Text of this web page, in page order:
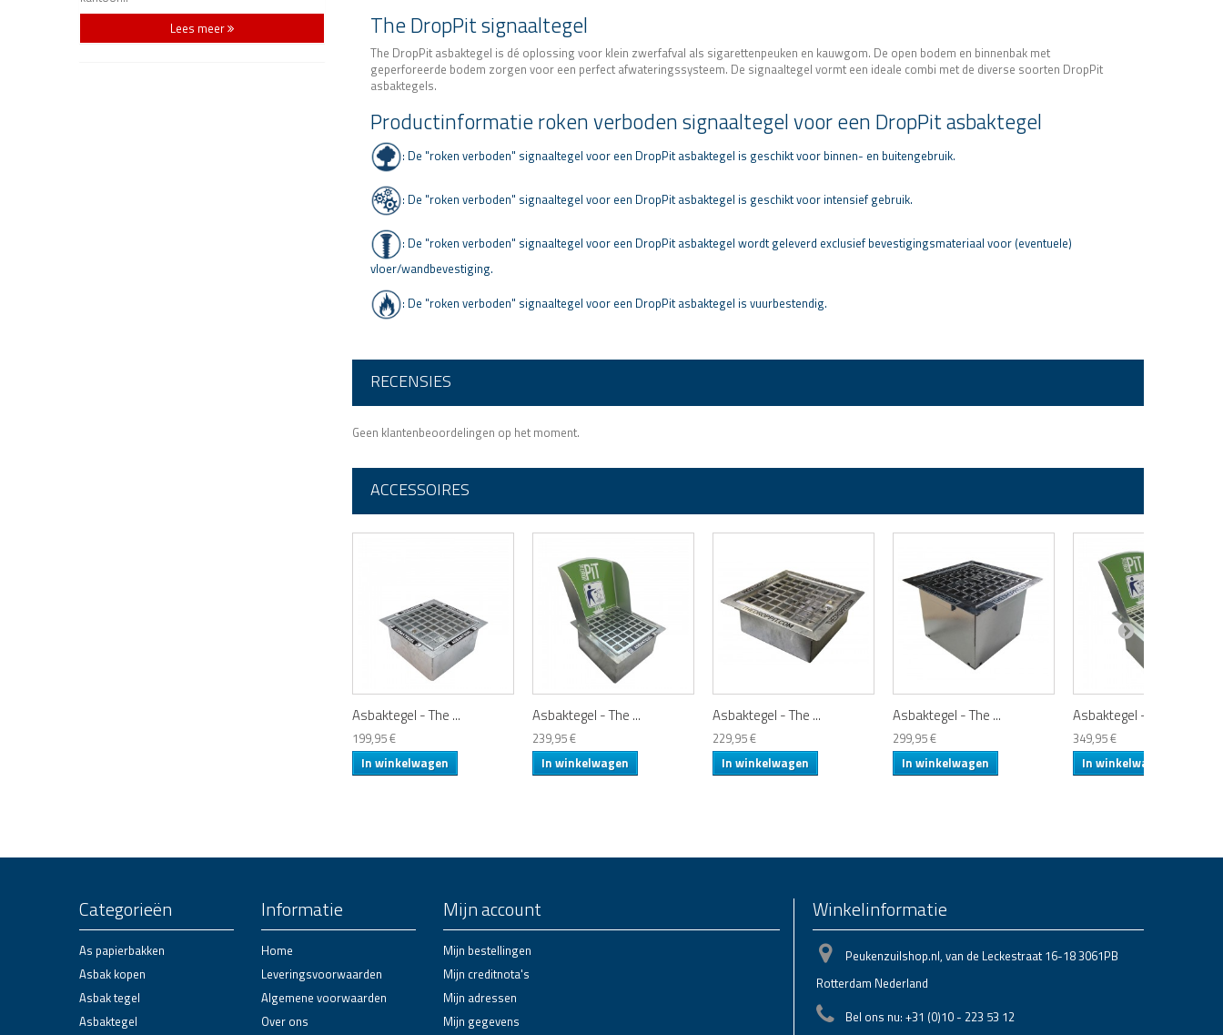
Lees meer
The DropPit signaaltegel
The DropPit asbaktegel is dé oplossing voor klein zwerfafval als sigarettenpeuken en kauwgom. De open bodem en binnenbak met
geperforeerde bodem zorgen voor een perfect afwateringssysteem. De signaaltegel vormt een ideale combi met de diverse soorten DropPit
asbaktegels.
Productinformatie roken verboden signaaltegel voor een DropPit asbaktegel
: De "roken verboden" signaaltegel voor een DropPit asbaktegel is geschikt voor binnen- en buitengebruik.
: De "roken verboden" signaaltegel voor een DropPit asbaktegel is geschikt voor intensief gebruik.
: De "roken verboden" signaaltegel voor een DropPit asbaktegel wordt geleverd exclusief bevestigingsmateriaal voor (eventuele)
vloer/wandbevestiging.
: De "roken verboden" signaaltegel voor een DropPit asbaktegel is vuurbestendig.
RECENSIES
Geen klantenbeoordelingen op het moment.
ACCESSOIRES
Asbaktegel - The ...
199,95 €
In winkelwagen
Asbaktegel - The ...
239,95 €
In winkelwagen
Asbaktegel - The ...
229,95 €
In winkelwagen
Asbaktegel - The ...
299,95 €
In winkelwagen
Asbaktegel - The ...
349,95 €
In winkelwagen
Categorieën
As papierbakken
Asbak kopen
Asbak tegel
Asbaktegel
Informatie
Home
Leveringsvoorwaarden
Algemene voorwaarden
Over ons
Mijn account
Mijn bestellingen
Mijn creditnota's
Mijn adressen
Mijn gegevens
Winkelinformatie
Peukenzuilshop.nl, van de Leckestraat 16-18 3061PB
Rotterdam Nederland
Bel ons nu: +31 (0)10 - 223 53 12